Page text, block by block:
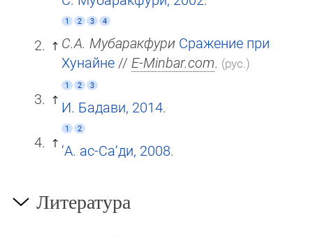
1 2 3 4
С.А. Мубаракфури Сражение при
Хунайне // E-Minbar.com. (рус.)
1 2 3
И. Бадави, 2014.
1 2
‘А. ас-Са‘ди, 2008.
Литература